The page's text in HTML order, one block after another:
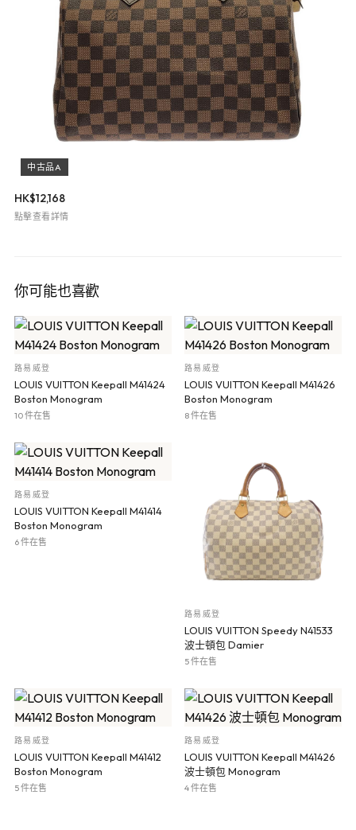
中古品A
HK$12,168
點擊查看詳情
你可能也喜歡
路易威登
LOUIS VUITTON Keepall M41424
Boston Monogram
10 件在售
路易威登
LOUIS VUITTON Keepall M41426
Boston Monogram
8 件在售
路易威登
LOUIS VUITTON Keepall M41414
Boston Monogram
6 件在售
路易威登
LOUIS VUITTON Speedy N41533
波士頓包 Damier
5 件在售
路易威登
LOUIS VUITTON Keepall M41412
Boston Monogram
5 件在售
路易威登
LOUIS VUITTON Keepall M41426
波士頓包 Monogram
4 件在售